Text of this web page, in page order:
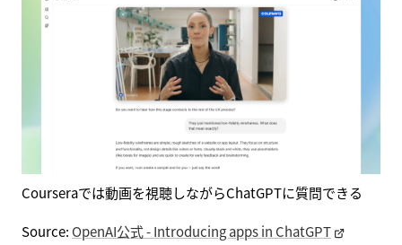
Courseraでは動画を視聴しながらChatGPTに質問できる
Source: OpenAI公式 - Introducing apps in ChatGPT